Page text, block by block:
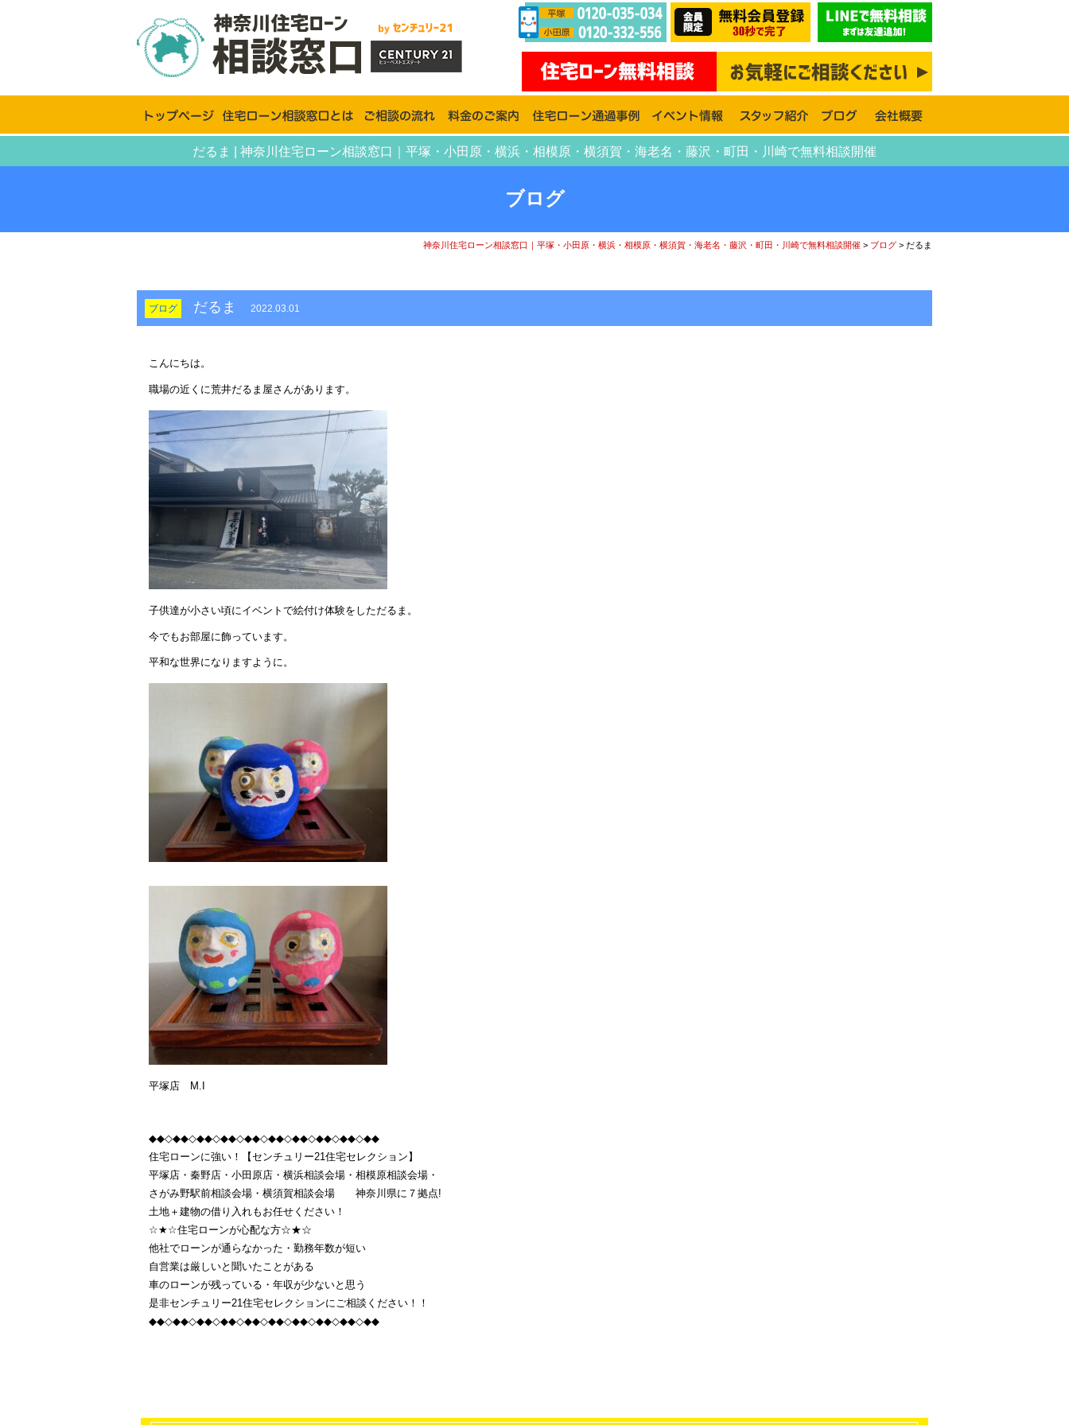
だるま | 神奈川住宅ローン相談窓口｜平塚・小田原・横浜・相模原・横須賀・海老名・藤沢・町田・川崎で無料相談開催
ブログ
神奈川住宅ローン相談窓口｜平塚・小田原・横浜・相模原・横須賀・海老名・藤沢・町田・川崎で無料相談開催 > ブログ > だるま
ブログ だるま 2022.03.01
こんにちは。
職場の近くに荒井だるま屋さんがあります。
子供達が小さい頃にイベントで絵付け体験をしただるま。
今でもお部屋に飾っています。
平和な世界になりますように。
平塚店 M.I
◆◆◇◆◆◇◆◆◇◆◆◇◆◆◇◆◆◇◆◆◇◆◆◇◆◆◇◆◆
住宅ローンに強い！【センチュリー21住宅セレクション】
平塚店・秦野店・小田原店・横浜相談会場・相模原相談会場・
さがみ野駅前相談会場・横須賀相談会場 神奈川県に７拠点!
土地＋建物の借り入れもお任せください！
☆★☆住宅ローンが心配な方☆★☆
他社でローンが通らなかった・勤務年数が短い
自営業は厳しいと聞いたことがある
車のローンが残っている・年収が少ないと思う
是非センチュリー21住宅セレクションにご相談ください！！
◆◆◇◆◆◇◆◆◇◆◆◇◆◆◇◆◆◇◆◆◇◆◆◇◆◆◇◆◆